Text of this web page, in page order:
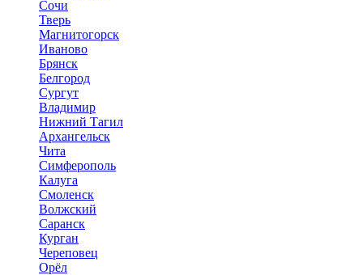
Сочи
Тверь
Магнитогорск
Иваново
Брянск
Белгород
Сургут
Владимир
Нижний Тагил
Архангельск
Чита
Симферополь
Калуга
Смоленск
Волжский
Саранск
Курган
Череповец
Орёл